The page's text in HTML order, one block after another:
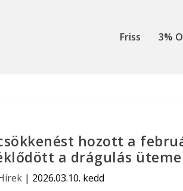
Friss 3%
hozott a
a drágulás üteme
| 2026.03.10. kedd